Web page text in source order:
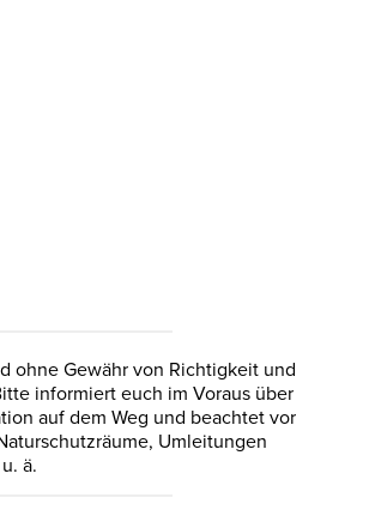
ohne Gewähr von Richtigkeit und
informiert euch im Voraus über
auf dem Weg und beachtet vor
Umleitungen
ä.